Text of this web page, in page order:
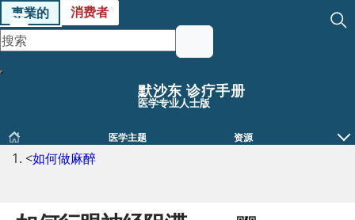
專業的 消费者
默沙东 诊疗手册
医学专业人士版
医学主题 资源
<如何做麻醉